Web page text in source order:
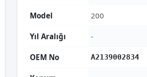
Model 200
Yıl Aralığı -
OEM No A2139002834